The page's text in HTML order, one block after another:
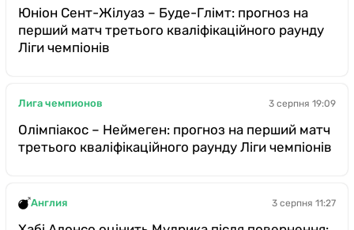
Юніон Сент-Жілуаз – Буде-Глімт: прогноз на
перший матч третього кваліфікаційного раунду
Ліги чемпіонів
Лига чемпионов 3 серпня 19:09
Олімпіакос – Неймеген: прогноз на перший матч
третього кваліфікаційного раунду Ліги чемпіонів
Англия 3 серпня 11:27